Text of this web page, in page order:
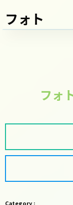
フォト
フォ